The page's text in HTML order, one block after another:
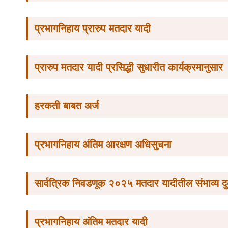
प्रभागनिहाय प्रारुप मतदार यादी
प्रारुप मतदार यादी प्रसिद्धी सुधारीत कार्यक्रमानुसार
हरकती बाबत अर्ज
प्रभागनिहाय अंतिम आरक्षण अधिसुचना
सार्वत्रिक निवडणूक २०२५ मतदार यादीतील संभाव्य
प्रभागनिहाय अंतिम मतदार यादी